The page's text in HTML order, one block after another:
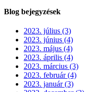
Blog bejegyzések
2023. július (3)
2023. június (4)
2023. május (4)
2023. április (4)
2023. március (3)
2023. február (4)
2023. január (3)